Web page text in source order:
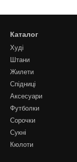
Каталог
Худі
Штани
Жилети
Спідниці
Аксесуари
Футболки
Сорочки
Сукні
Кюлоти